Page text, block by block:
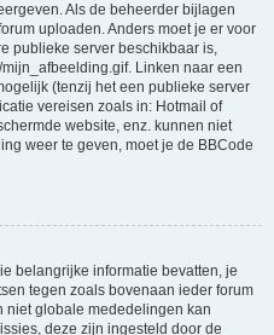
Als de beheerder bijlagen
uploaden. Anders moet je er voor
publieke server beschikbaar is,
Linken naar een
(tenzij het een publieke server
vereisen zoals in: Hotmail of
website, enz. kunnen niet
weer te geven, moet je de BBCode
belangrijke informatie bevatten, je
tegen zoals bovenaan ieder forum
niet globale mededelingen kan
deze zijn ingesteld door de